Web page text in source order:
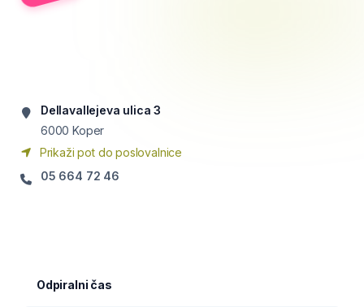
Dellavallejeva ulica 3
6000 Koper
Prikaži pot do poslovalnice
05 664 72 46
Odpiralni čas